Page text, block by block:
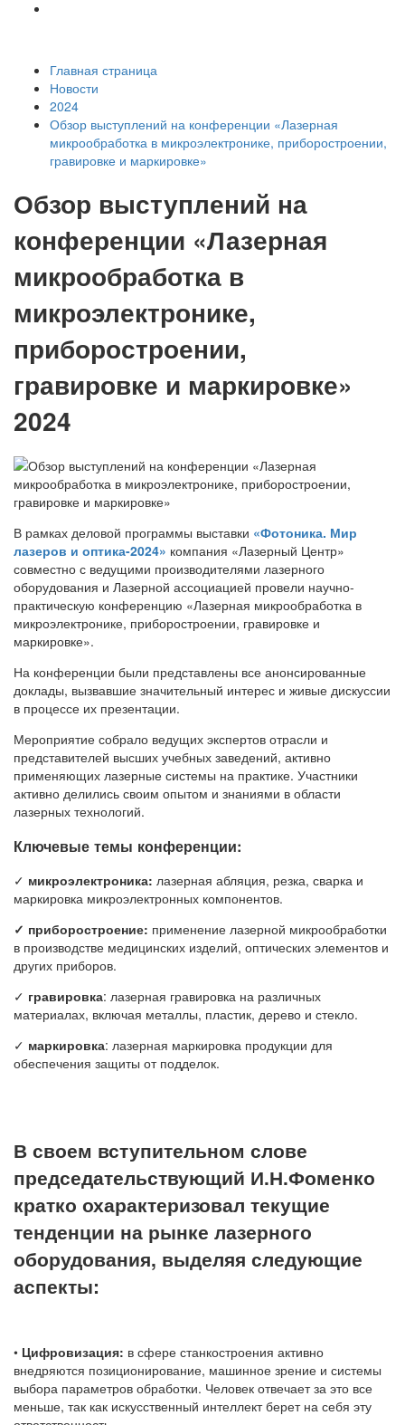
Главная страница
Новости
2024
Обзор выступлений на конференции «Лазерная
микрообработка в микроэлектронике, приборостроении,
гравировке и маркировке»
Обзор выступлений на
конференции «Лазерная
микрообработка в
микроэлектронике,
приборостроении,
гравировке и маркировке»
2024
В рамках деловой программы выставки «Фотоника. Мир
лазеров и оптика-2024» компания «Лазерный Центр»
совместно с ведущими производителями лазерного
оборудования и Лазерной ассоциацией провели научно-
практическую конференцию «Лазерная микрообработка в
микроэлектронике, приборостроении, гравировке и
маркировке».
На конференции были представлены все анонсированные
доклады, вызвавшие значительный интерес и живые дискуссии
в процессе их презентации.
Мероприятие собрало ведущих экспертов отрасли и
представителей высших учебных заведений, активно
применяющих лазерные системы на практике. Участники
активно делились своим опытом и знаниями в области
лазерных технологий.
Ключевые темы конференции:
✓ микроэлектроника: лазерная абляция, резка, сварка и
маркировка микроэлектронных компонентов.
✓ приборостроение: применение лазерной микрообработки
в производстве медицинских изделий, оптических элементов и
других приборов.
✓ гравировка: лазерная гравировка на различных
материалах, включая металлы, пластик, дерево и стекло.
✓ маркировка: лазерная маркировка продукции для
обеспечения защиты от подделок.
В своем вступительном слове
председательствующий И.Н.Фоменко
кратко охарактеризовал текущие
тенденции на рынке лазерного
оборудования, выделяя следующие
аспекты:
• Цифровизация: в сфере станкостроения активно
внедряются позиционирование, машинное зрение и системы
выбора параметров обработки. Человек отвечает за это все
меньше, так как искусственный интеллект берет на себя эту